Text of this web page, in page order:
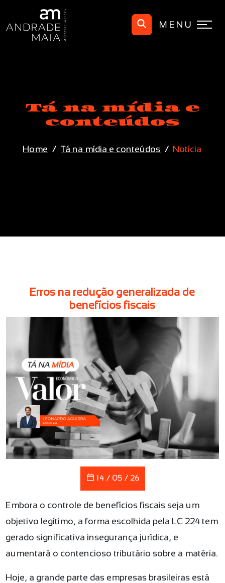
MENU
Tá na mídia e
conteúdos
Home Tá na mídia e conteúdos Notícia
Erros na redução generalizada de
benefícios fiscais
14 / 05 / 26
Embora o controle de benefícios fiscais seja um
objetivo legítimo, a forma escolhida pela LC 224 tem
gerado significativa insegurança jurídica, e
aumentará o contencioso tributário sobre a matéria.
Hoje, a grande parte das empresas brasileiras está